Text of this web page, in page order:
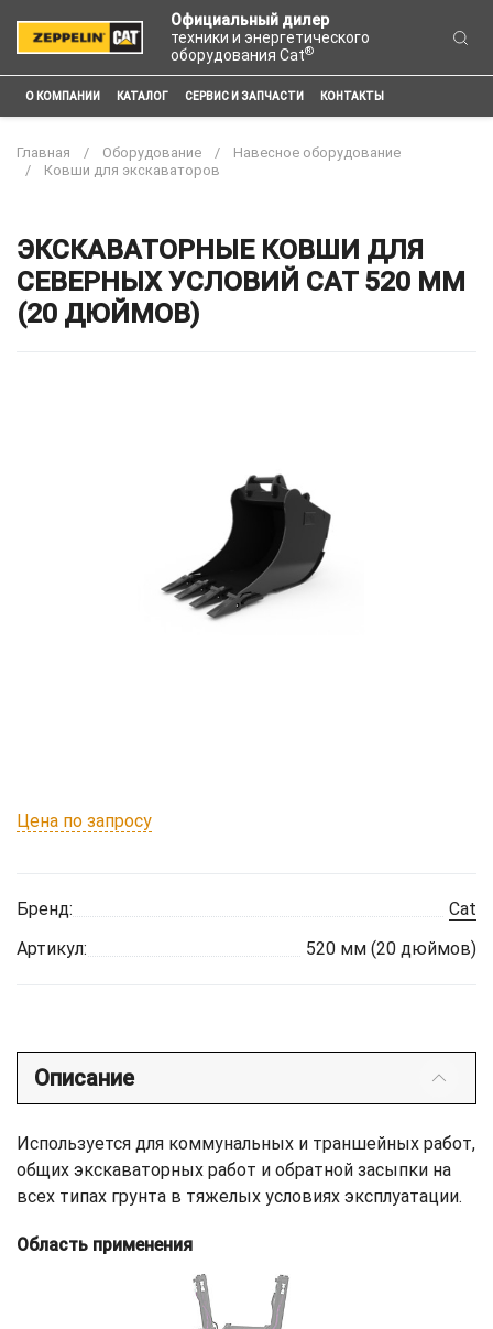
Официальный дилер
техники и энергетического
оборудования Cat®
О КОМПАНИИ КАТАЛОГ СЕРВИС И ЗАПЧАСТИ КОНТАКТЫ
Главная Оборудование
Навесное оборудование
Ковши для экскаваторов
ЭКСКАВАТОРНЫЕ КОВШИ ДЛЯ
СЕВЕРНЫХ УСЛОВИЙ CAT 520 ММ
(20 ДЮЙМОВ)
Цена по запросу
Бренд:
Cat
Артикул:
520 мм (20 дюймов)
Описание
Используется для коммунальных и траншейных работ,
общих экскаваторных работ и обратной засыпки на
всех типах грунта в тяжелых условиях эксплуатации.
Область применения